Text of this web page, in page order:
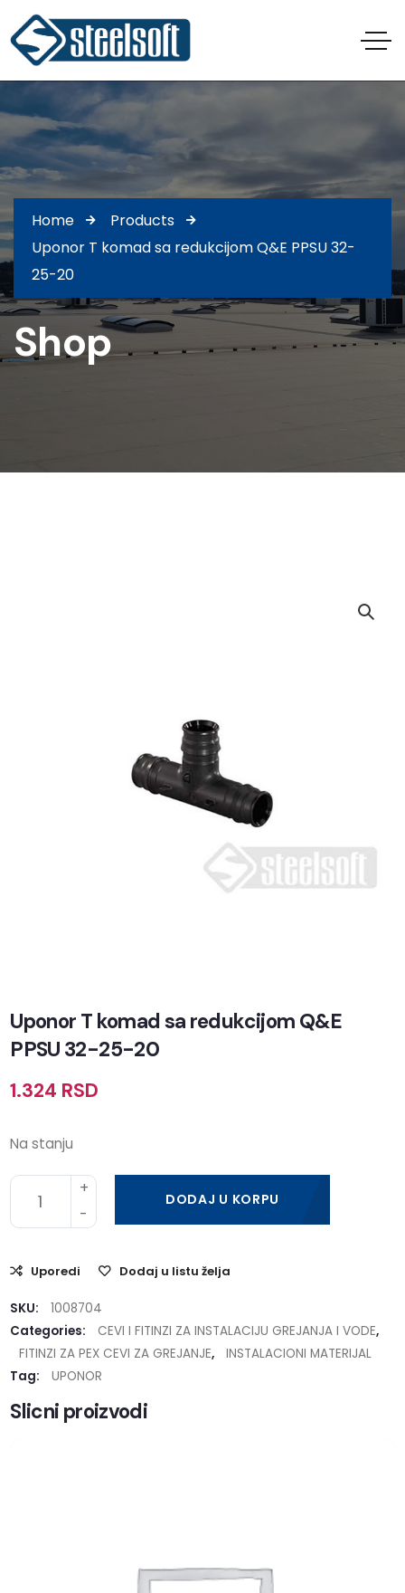
Home
Products
Uponor T komad sa redukcijom Q&E PPSU 32-
25-20
Shop
Uponor T komad sa redukcijom Q&E
PPSU 32-25-20
1.324 RSD
Na stanju
DODAJ U KORPU
Uporedi Dodaj u listu želja
SKU:
1008704
Categories:
CEVI I FITINZI ZA INSTALACIJU GREJANJA I VODE,
FITINZI ZA PEX CEVI ZA GREJANJE,
INSTALACIONI MATERIJAL
Tag:
UPONOR
Slicni proizvodi